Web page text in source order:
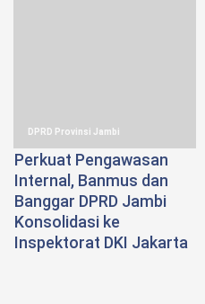
DPRD Provinsi Jambi
Perkuat Pengawasan
Internal, Banmus dan
Banggar DPRD Jambi
Konsolidasi ke
Inspektorat DKI Jakarta